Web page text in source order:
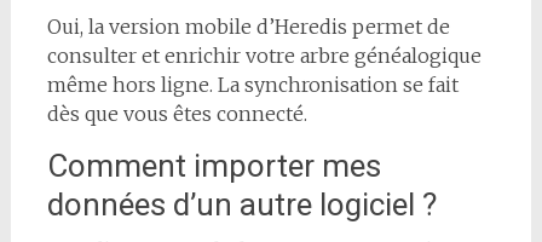
Oui, la version mobile d’Heredis permet de
consulter et enrichir votre arbre généalogique
même hors ligne. La synchronisation se fait
dès que vous êtes connecté.
Comment importer mes
données d’un autre logiciel ?